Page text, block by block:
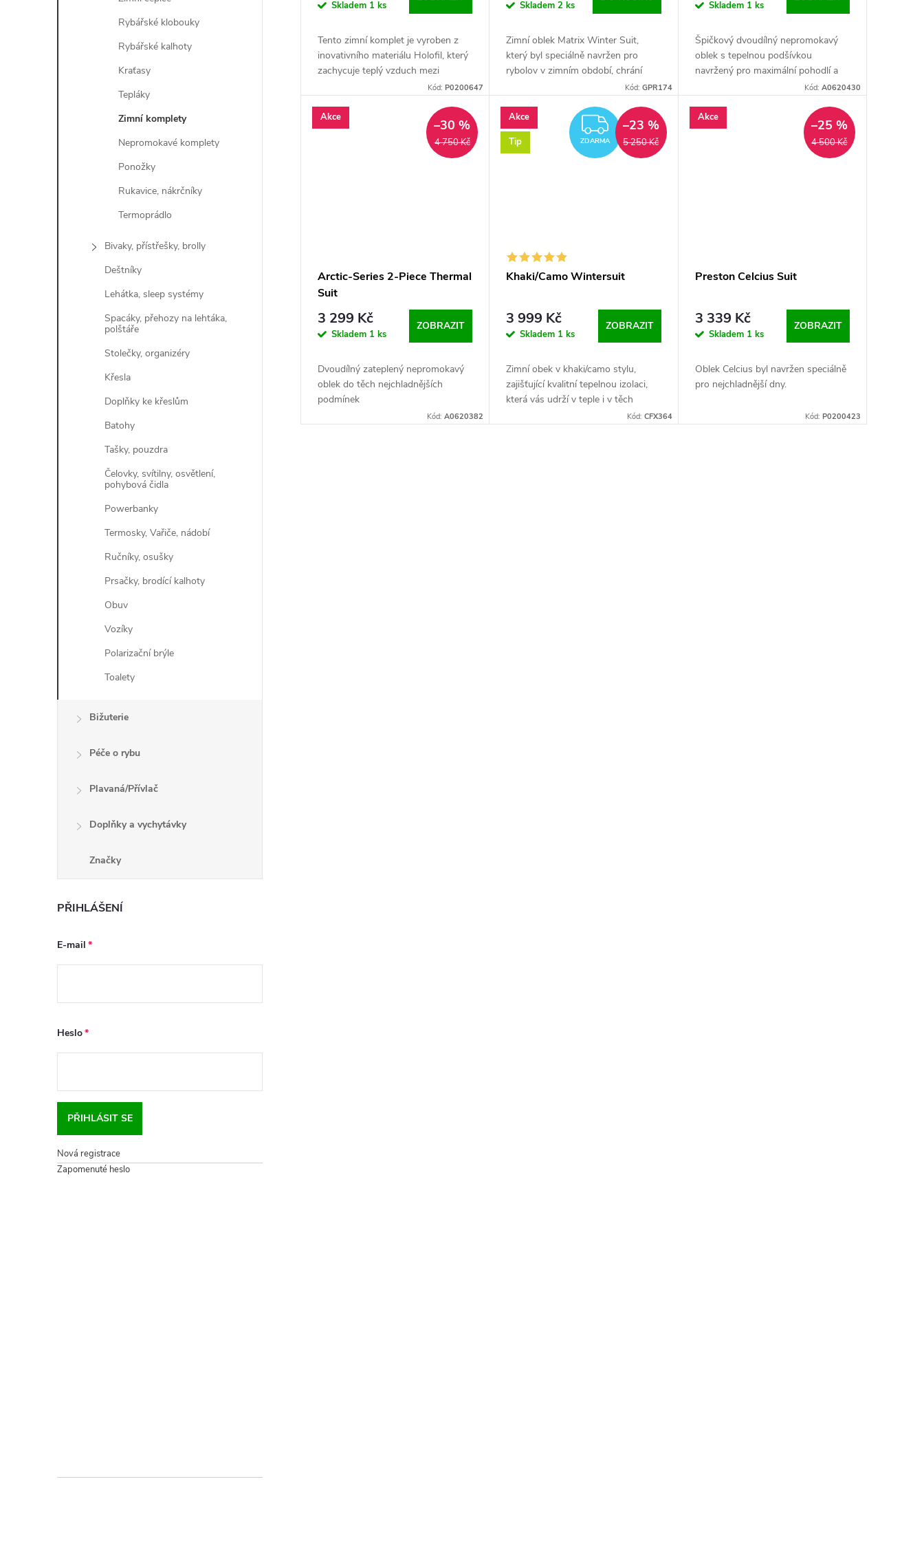
Rybářské klobouky
Rybářské kalhoty
Kraťasy
Tepláky
Zimní komplety
Nepromokavé komplety
Ponožky
Rukavice, nákrčníky
Termoprádlo
Bivaky, přístřešky, brolly
Deštníky
Lehátka, sleep systémy
Spacáky, přehozy na lehtáka,
polštáře
Stolečky, organizéry
Křesla
Doplňky ke křeslům
Batohy
Tašky, pouzdra
Čelovky, svítilny, osvětlení,
pohybová čidla
Powerbanky
Termosky, Vařiče, nádobí
Ručníky, osušky
Prsačky, brodící kalhoty
Obuv
Vozíky
Polarizační brýle
Toalety
Bižuterie
Péče o rybu
Plavaná/Přívlač
Doplňky a vychytávky
Značky
PŘIHLÁŠENÍ
E-mail
Heslo
PŘIHLÁSIT SE
Nová registrace
Zapomenuté heslo
u
k
Skladem 1 ks
Tento zimní komplet je vyroben z
inovativního materiálu Holofil, který
zachycuje teplý vzduch mezi
vrstvami pro maximální izolaci.
Kód:P0200647
Skladem2 ks
Zimní oblek Matrix Winter Suit,
který byl speciálně navržen pro
rybolov v zimním období, chrání
před povětrnostními podmínkami
Kód: GPR174
Skladem 1 ks
Špičkový dvoudílný nepromokavý
oblek s tepelnou podšívkou
navržený pro maximální pohodlí a
ochranu i v těch nejchladnějších
Kód: A0620430
Akce
4 750 Kč
–30 %
Arctic-Series 2-Piece Thermal
Suit
3 299 Kč
Skladem 1 ks
ZOBRAZIT
Dvoudílný zateplený nepromokavý
oblek do těch nejchladnějších
podmínek
Kód:A0620382
Akce
Tip
ZDARMA
ZDARMA 5 250 Kč
–23 %
Khaki/Camo Wintersuit
3 999 Kč
Skladem 1 ks
ZOBRAZIT
Zimní obek v khaki/camo stylu,
zajišťující kvalitní tepelnou izolaci,
která vás udrží v teple i v těch
Kód: CFX364
Akce
4 500 Kč
–25 %
Preston Celcius Suit
3 339 Kč
Skladem 1 ks
ZOBRAZIT
Oblek Celcius byl navržen speciálně
pro nejchladnější dny.
Kód: P0200423